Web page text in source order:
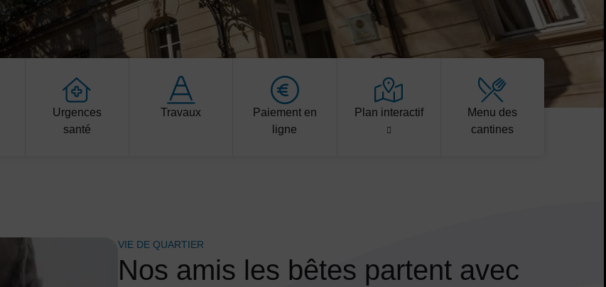
Urgences
santé
Travaux
Paiement en
ligne
Plan interactif
Menu des
cantines
Nos amis les bêtes partent avec
VIE DE QUARTIER